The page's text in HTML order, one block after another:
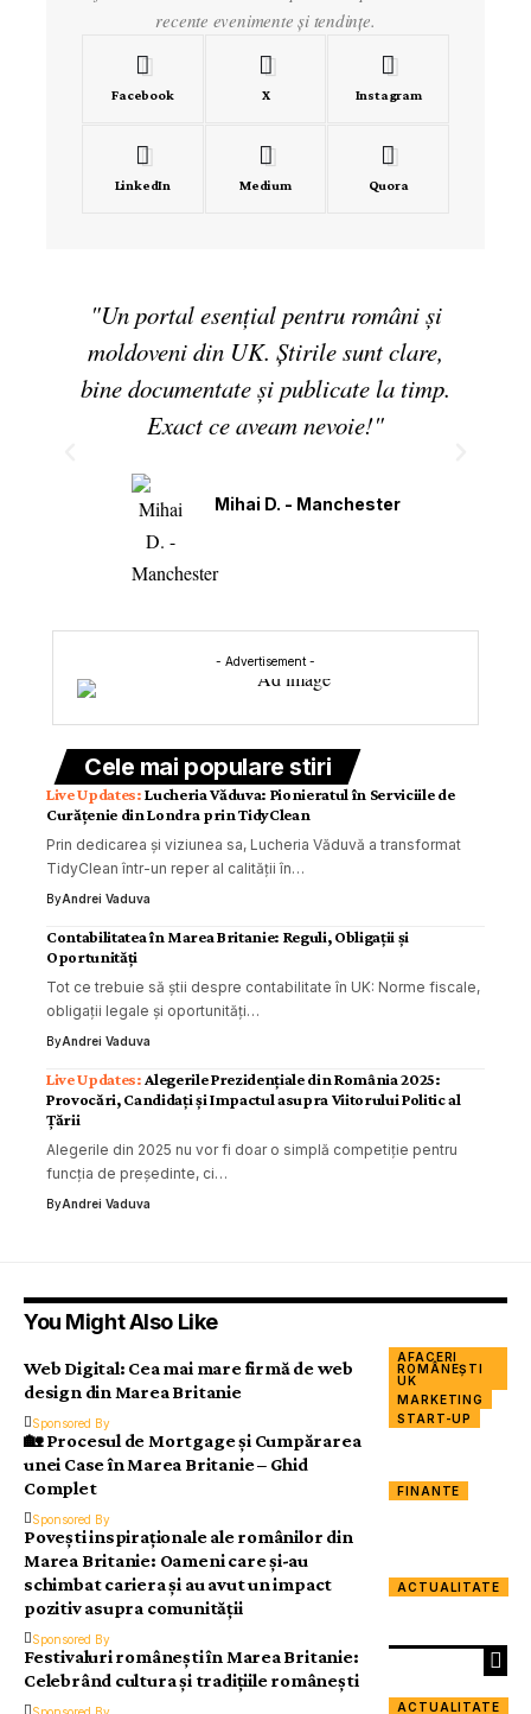
recente evenimente și tendințe.
Facebook X Instagram
LinkedIn Medium Quora
"Un portal esențial pentru români și
moldoveni din UK. Știrile sunt clare,
bine documentate și publicate la timp.
Exact ce aveam nevoie!"
Mihai D. - Manchester
- Advertisement -
Cele mai populare stiri
Lucheria Văduva: Pionieratul în Serviciile de
Curățenie din Londra prin TidyClean
Prin dedicarea și viziunea sa, Lucheria Văduvă a transformat
TidyClean într-un reper al calității în…
ByAndrei Vaduva
Contabilitatea în Marea Britanie: Reguli, Obligații și
Oportunități
Tot ce trebuie să știi despre contabilitate în UK: Norme fiscale,
obligații legale și oportunități…
ByAndrei Vaduva
Alegerile Prezidențiale din România 2025:
Provocări, Candidați și Impactul asupra Viitorului Politic al
Țării
Alegerile din 2025 nu vor fi doar o simplă competiție pentru
funcția de președinte, ci…
ByAndrei Vaduva
You Might Also Like
AFACERI
ROMÂNEȘTI
UK
MARKETING
START-UP
Web Digital: Cea mai mare firmă de web
design din Marea Britanie
Sponsored By
FINANTE
🏡 Procesul de Mortgage și Cumpărarea
unei Case în Marea Britanie – Ghid
Complet
Sponsored By
ACTUALITATE
Povești inspiraționale ale românilor din
Marea Britanie: Oameni care și-au
schimbat cariera și au avut un impact
pozitiv asupra comunității
Sponsored By
ACTUALITATE
Festivaluri românești în Marea Britanie:
Celebrând cultura și tradițiile românești